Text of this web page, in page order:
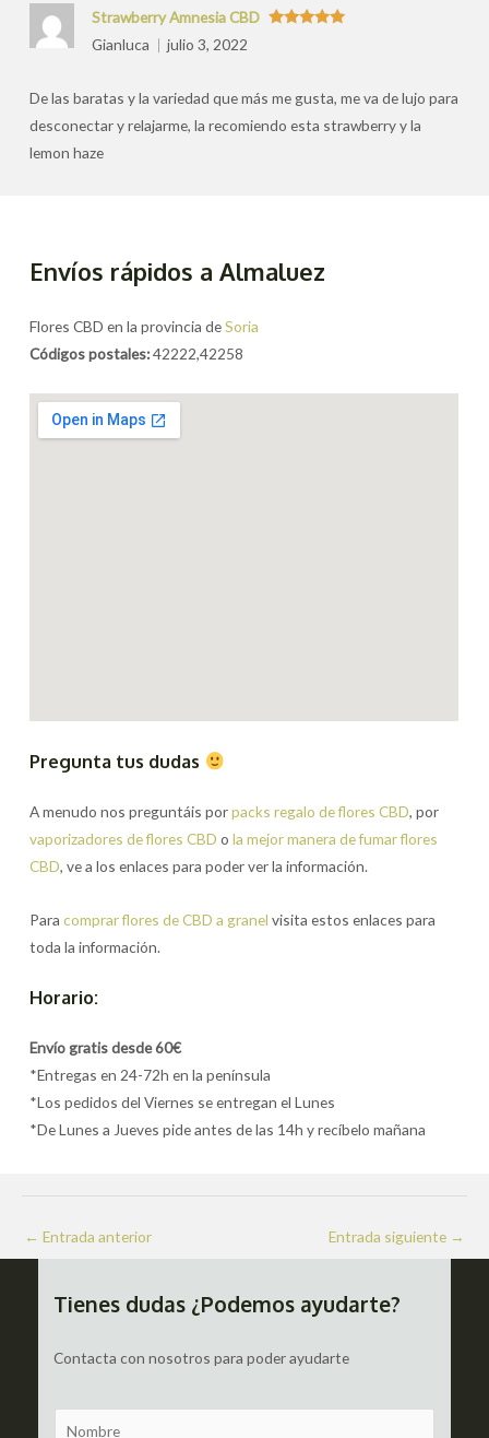
Strawberry Amnesia CBD
Gianluca
julio 3, 2022
De las baratas y la variedad que más me gusta, me va de lujo para
desconectar y relajarme, la recomiendo esta strawberry y la
lemon haze
Envíos rápidos a Almaluez
Flores CBD en la provincia deSoria
Códigos postales:42222,42258
Pregunta tus dudas
A menudo nos preguntáis porpacks regalo de flores CBD, por
vaporizadores de flores CBD ola mejor manera de fumar flores
CBD, ve a los enlaces para poder ver la información.
Paracomprar flores de CBD a granel visita estos enlaces para
toda la información.
Horario:
Envío gratis desde 60€
*Entregas en 24-72h en la península
*Los pedidos del Viernes se entregan el Lunes
*De Lunes a Jueves pide antes de las 14h y recíbelo mañana
Navegación
de
← Entrada anterior Entrada siguiente →
Tienes dudas ¿Podemos ayudarte?
Contacta con nosotros para poder ayudarte